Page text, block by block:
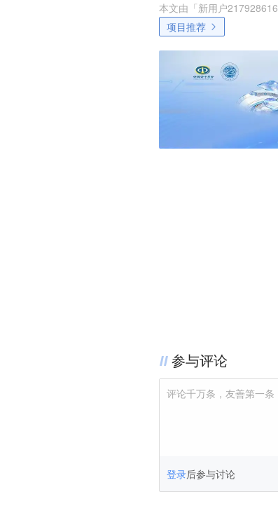
本文由「新用户217928616
项目推荐
参与评论
评论千万条，友善第一条
登录后参与讨论